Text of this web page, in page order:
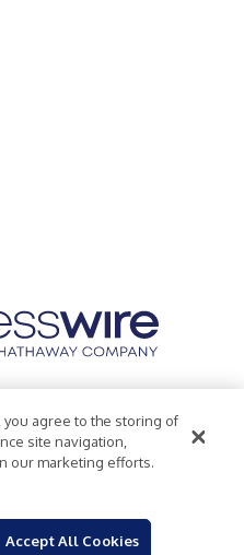
Accessibility Statement
you agree to the storing of
site navigation,
our marketing efforts.
Accept All Cookies